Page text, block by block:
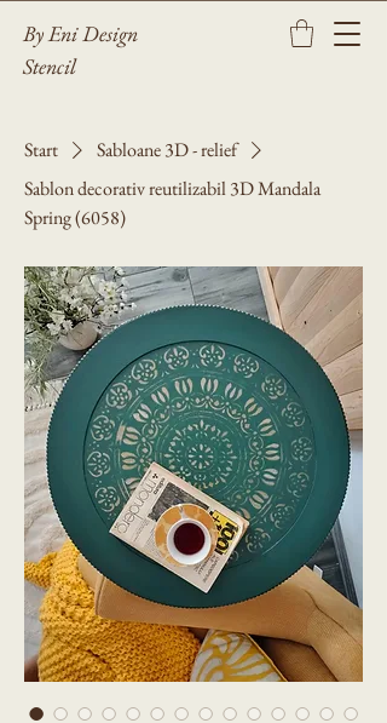
By Eni Design
Stencil
Start
Sabloane 3D - relief
Sablon decorativ reutilizabil 3D Mandala
Spring (6058)